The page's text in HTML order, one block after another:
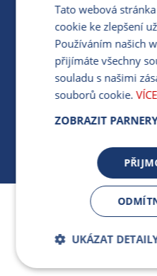
Jsme součástí skupiny
nezávislých
MÁM DOTAZ KE
412
PO-PÁ
Tato webová
cookie ke zlepšení
Používáním našich
přijímáte všechny
souladu s našimi
souborů cookie.
ZOBRAZIT
UKÁZAT
Bezpodmínečně